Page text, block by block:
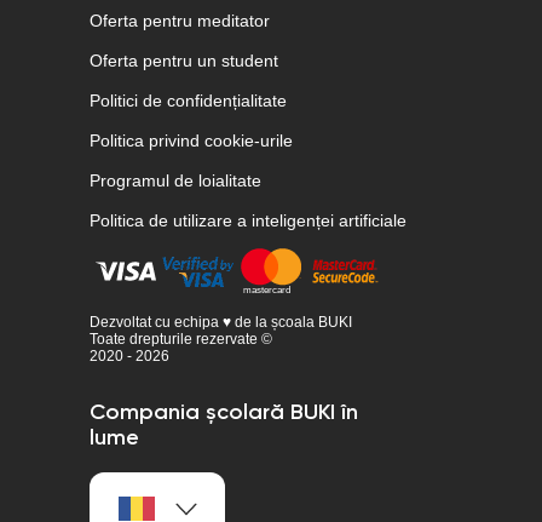
Oferta pentru meditator
Oferta pentru un student
Politici de confidențialitate
Politica privind cookie-urile
Programul de loialitate
Politica de utilizare a inteligenței artificiale
Dezvoltat cu echipa ♥ de la școala BUKI
Toate drepturile rezervate ©
2020 - 2026
Compania școlară BUKI în
lume